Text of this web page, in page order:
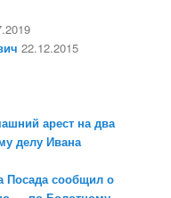
22.12.2015
арест на два
делу Ивана
Посада сообщил о